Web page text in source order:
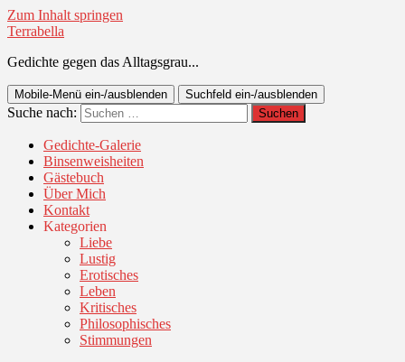
Zum Inhalt springen
Terrabella
Gedichte gegen das Alltagsgrau...
Mobile-Menü ein-/ausblenden Suchfeld ein-/ausblenden
Suche nach:
Gedichte-Galerie
Binsenweisheiten
Gästebuch
Über Mich
Kontakt
Kategorien
Liebe
Lustig
Erotisches
Leben
Kritisches
Philosophisches
Stimmungen